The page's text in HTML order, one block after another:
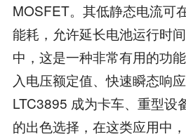
MOSFET。其低静态电流可
能耗，允许延长电池运行时
中，这是一种非常有用的功
入电压额定值、快速瞬态响
LTC3895 成为卡车、重型设
的出色选择，在这类应用中